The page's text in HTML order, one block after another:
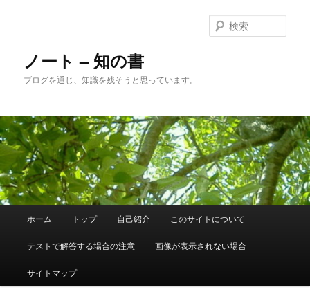
へ
移
移
動
ノート – 知の書
ブログを通じ、知識を残そうと思っています。
索
ュ
ホーム トップ 自己紹介 このサイトについて
テストで解答する場合の注意 画像が表示されない場合
サイトマップ